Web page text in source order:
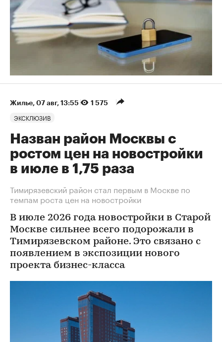
Жилье 07 авг, 13:55 1 575
ЭКСКЛЮЗИВ
Назван район Москвы с
ростом цен на новостройки
в июле в 1,75 раза
Тимирязевский район стал первым в Москве по
темпам роста цен на новостройки
В июле 2026 года новостройки в Старой
Москве сильнее всего подорожали в
Тимирязевском районе. Это связано с
появлением в экспозиции нового
проекта бизнес-класса